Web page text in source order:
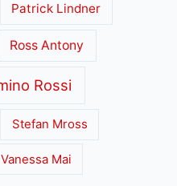
Patrick Lindner
Ross Antony
Rossi
Stefan Mross
Vanessa Mai